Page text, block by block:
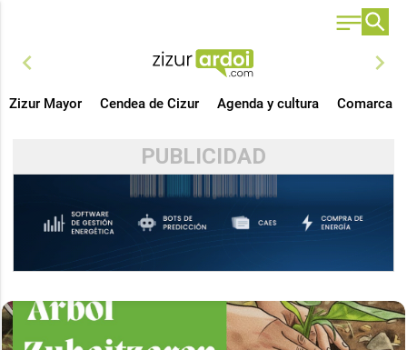
chevron_left chevron_right
Zizur Mayor Cendea de Cizur Agenda y cultura Comarca
PUBLICIDAD